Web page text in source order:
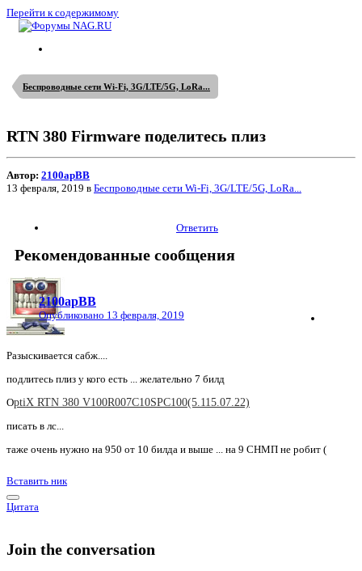
Перейти к содержимому
Беспроводные сети Wi-Fi, 3G/LTE/5G, LoRa...
RTN 380 Firmware поделитесь плиз
Автор: 2100apBB
13 февраля, 2019 в Беспроводные сети Wi-Fi, 3G/LTE/5G, LoRa...
Ответить
Рекомендованные сообщения
2100apBB
Опубликовано 13 февраля, 2019
Разыскивается сабж....
подлитесь плиз у кого есть ... желательно 7 билд
OptiX RTN 380 V100R007C10SPC100(5.115.07.22)
писать в лс...
таже очень нужно на 950 от 10 билда и выше ... на 9 СНМП не робит (
Вставить ник
Цитата
Join the conversation